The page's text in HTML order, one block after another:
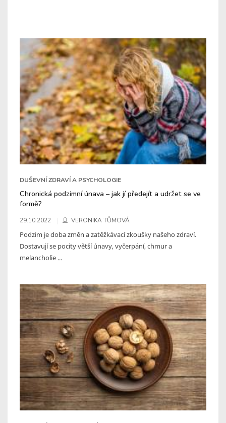
DUŠEVNÍ ZDRAVÍ A PSYCHOLOGIE
Chronická podzimní únava – jak jí předejít a udržet se ve
formě?
29.10.2022 VERONIKA TŮMOVÁ
Podzim je doba změn a zatěžkávací zkoušky našeho zdraví.
Dostavují se pocity větší únavy, vyčerpání, chmur a
melancholie ...